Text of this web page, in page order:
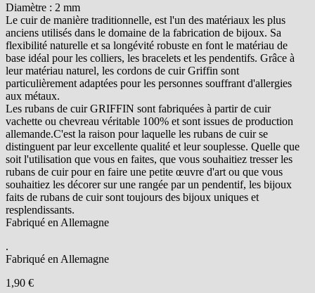
Diamètre : 2 mm
Le cuir de manière traditionnelle, est l'un des matériaux les plus
anciens utilisés dans le domaine de la fabrication de bijoux. Sa
flexibilité naturelle et sa longévité robuste en font le matériau de
base idéal pour les colliers, les bracelets et les pendentifs. Grâce à
leur matériau naturel, les cordons de cuir Griffin sont
particulièrement adaptées pour les personnes souffrant d'allergies
aux métaux.
Les rubans de cuir GRIFFIN sont fabriquées à partir de cuir
vachette ou chevreau véritable 100% et sont issues de production
allemande.C'est la raison pour laquelle les rubans de cuir se
distinguent par leur excellente qualité et leur souplesse. Quelle que
soit l'utilisation que vous en faites, que vous souhaitiez tresser les
rubans de cuir pour en faire une petite œuvre d'art ou que vous
souhaitiez les décorer sur une rangée par un pendentif, les bijoux
faits de rubans de cuir sont toujours des bijoux uniques et
resplendissants.
Fabriqué en Allemagne
.
Fabriqué en Allemagne
1,90 €